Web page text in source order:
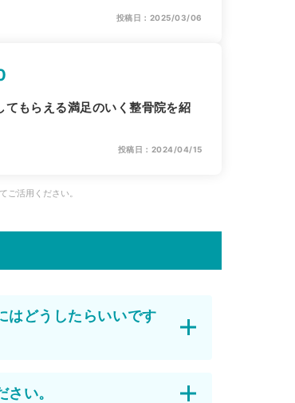
投稿日：2025/03/06
もらえる満足のいく整骨院を紹
投稿日：2024/04/15
ご活用ください。
はどうしたらいいです
い。